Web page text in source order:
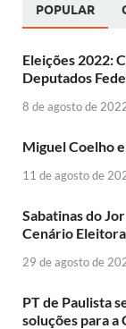
POPULAR
Eleições 2022:
Deputados
8 de agosto de
Miguel Coelho
11 de agosto de
Sabatinas do
Cenário
29 de agosto de
PT de Paulista
soluções para a